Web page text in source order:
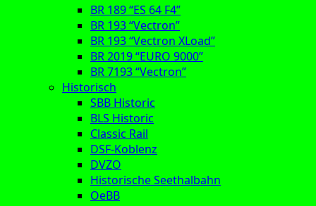
BR 189 “ES 64 F4”
BR 193 “Vectron”
BR 193 “Vectron XLoad”
BR 2019 “EURO 9000”
BR 7193 “Vectron”
Historisch
SBB Historic
BLS Historic
Classic Rail
DSF-Koblenz
DVZO
Historische Seethalbahn
OeBB